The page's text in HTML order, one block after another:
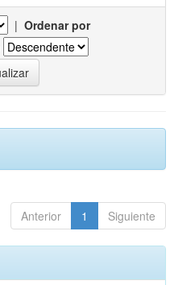
| Ordenar por
Anterior 1 Siguiente